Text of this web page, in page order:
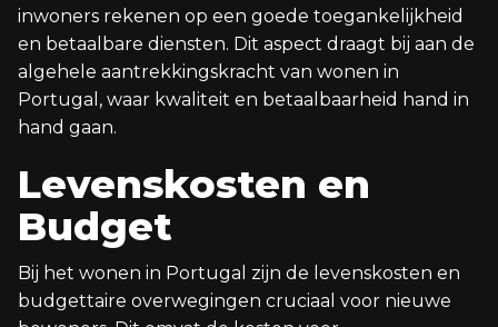
inwoners rekenen op een goede toegankelijkheid
en betaalbare diensten. Dit aspect draagt bij aan de
algehele aantrekkingskracht van wonen in
Portugal, waar kwaliteit en betaalbaarheid hand in
hand gaan.
Levenskosten en
Budget
Bij het wonen in Portugal zijn de levenskosten en
budgettaire overwegingen cruciaal voor nieuwe